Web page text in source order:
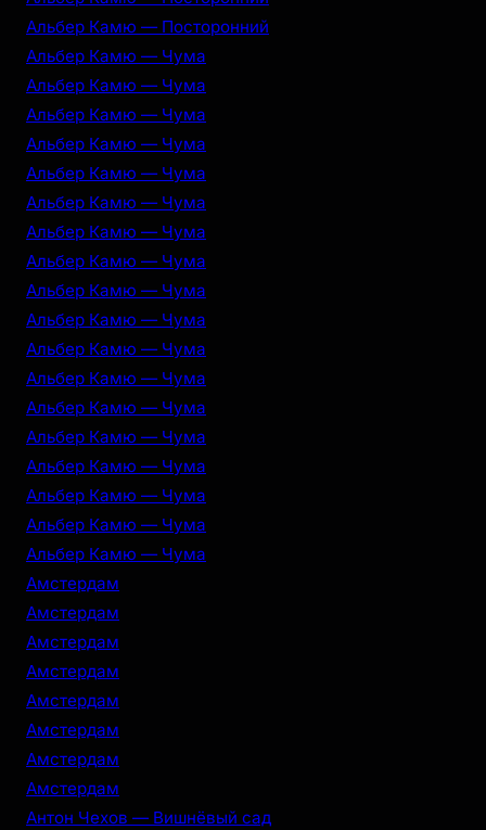
Альбер Камю — Посторонний
Альбер Камю — Чума
Альбер Камю — Чума
Альбер Камю — Чума
Альбер Камю — Чума
Альбер Камю — Чума
Альбер Камю — Чума
Альбер Камю — Чума
Альбер Камю — Чума
Альбер Камю — Чума
Альбер Камю — Чума
Альбер Камю — Чума
Альбер Камю — Чума
Альбер Камю — Чума
Альбер Камю — Чума
Альбер Камю — Чума
Альбер Камю — Чума
Альбер Камю — Чума
Альбер Камю — Чума
Амстердам
Амстердам
Амстердам
Амстердам
Амстердам
Амстердам
Амстердам
Амстердам
Антон Чехов — Вишнёвый сад